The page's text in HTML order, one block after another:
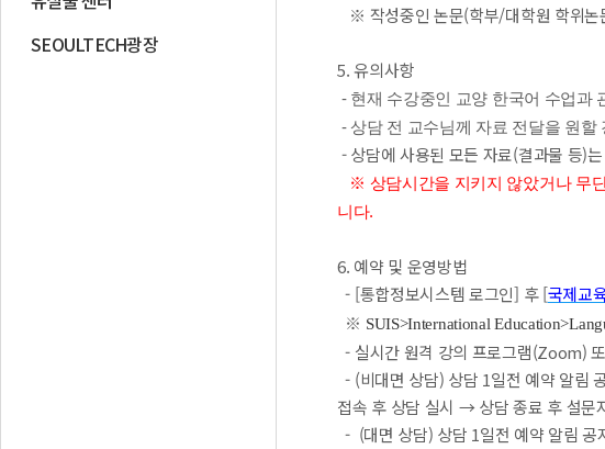
SEOULTECH광장
※ 작성중인 논문(학부/대학원 학위논
5. 유의사항
- 현재 수강중인 교양 한국어 수업과
- 상담 전 교수님께 자료 전달을 원
- 상담에 사용된 모든 자료(결과물 등)
※ 상담시간을 지키지 않았거나 무
니다.
6. 예약 및 운영방법
- [통합정보시스템 로그인] 후 [국제교
※ SUIS>International
- 실시간 원격 강의 프로그램(Zoom)
- (비대면 상담) 상담 1일전 예약 알림
접속 후 상담 실시 → 상담 종료 후 설문
- (대면 상담) 상담 1일전 예약 알림